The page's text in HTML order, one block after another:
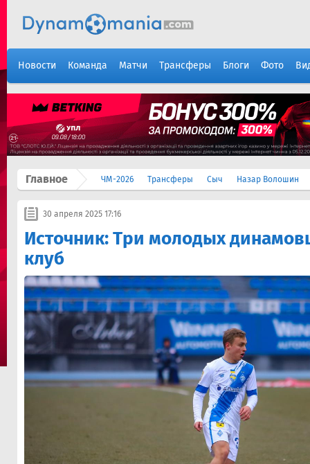
Новости Команда Матчи Трансферы Блоги Фото
Главное ЧМ-2026 Трансферы Сыч Назар Волошин
30 апреля 2025 17:16
Источник: Три молодых
клуб